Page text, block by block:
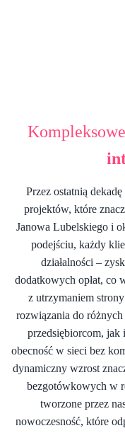
Przez ostatnią
projektów, które
Janowa Lubelskiego i
podejściu, każdy
działalności –
dodatkowych opłat, co
z utrzymaniem
rozwiązania do
przedsiębiorcom, jak
obecność w sieci bez
dynamiczny wzrost
bezgotówkowych w
tworzone przez
nowoczesność, które